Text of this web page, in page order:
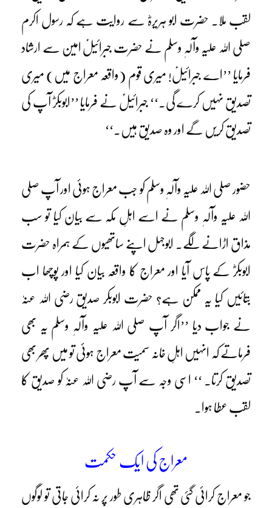
لقب ملا۔ حضرت ابو ہریرہؓ سے روایت ہے کہ رسول اکرم
صلی اللہ علیہ وآلہٖ وسلم نے حضرت جبرائیلؑ امین سے ارشاد
فرمایا ’’اے جبرائیلؑ! میری قوم (واقعہ معراج میں) میری
تصدیق نہیں کرے گی۔‘‘ جبرائیلؑ نے فرمایا ’’ابوبکرؓ آپ کی
تصدیق کریں گے اور وہ صدیق ہیں۔‘‘
حضور صلی اللہ علیہ وآلہٖ وسلم کو جب معراج ہوئی اور آپ صلی
اللہ علیہ وآلہٖ وسلم نے اسے اہلِ مکہ سے بیان کیا تو سب
مذاق اڑانے لگے۔ ابوجہل اپنے ساتھیوں کے ہمراہ حضرت
ابوبکرؓ کے پاس آیا اور معراج کا واقعہ بیان کیا اور پوچھا اب
بتائیں کیا یہ ممکن ہے؟ حضرت ابوبکر صدیق رضی اللہ عنہٗ
نے جواب دیا ’’اگر آپ صلی اللہ علیہ وآلہٖ وسلم یہ بھی
فرماتے کہ انہیں اہلِ خانہ سمیت معراج ہوئی تو میں پھر بھی
تصدیق کرتا۔ ‘‘ اسی وجہ سے آپ رضی اللہ عنہٗ کو صدیق کا
لقب عطا ہوا۔
معراج کی ایک حکمت
جو معراج کرائی گئی تھی اگر ظاہری طور پر نہ کرائی جاتی تو لوگوں